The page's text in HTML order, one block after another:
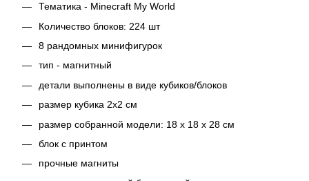
Тематика - Minecraft My World
Количество блоков: 224 шт
8 рандомных минифигурок
тип - магнитный
детали выполнены в виде кубиков/блоков
размер кубика 2х2 см
размер собранной модели: 18 х 18 х 28 см
блок с принтом
прочные магниты